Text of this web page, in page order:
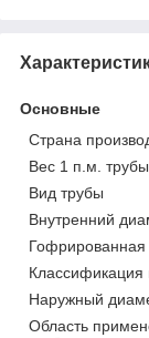
Основные
Страна
Вес 1 п.м. трубы
Вид трубы
Внутренний
Гофрированная
Классификация
Наружный
Область